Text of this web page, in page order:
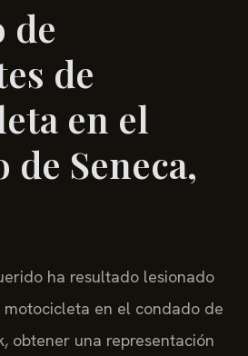
de
de
en el
de Seneca,
ha resultado lesionado
en el condado de
obtener una representación